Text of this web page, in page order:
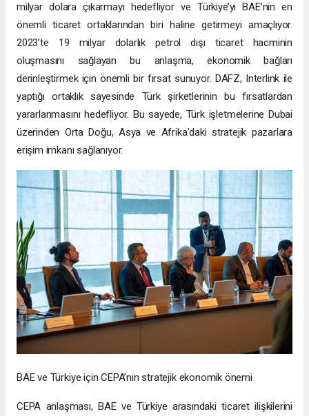
milyar dolara çıkarmayı hedefliyor ve Türkiye’yi BAE’nin en
önemli ticaret ortaklarından biri haline getirmeyi amaçlıyor.
2023’te 19 milyar dolarlık petrol dışı ticaret hacminin
oluşmasını sağlayan bu anlaşma, ekonomik bağları
derinleştirmek için önemli bir fırsat sunuyor. DAFZ, Interlink ile
yaptığı ortaklık sayesinde Türk şirketlerinin bu fırsatlardan
yararlanmasını hedefliyor. Bu sayede, Türk işletmelerine Dubai
üzerinden Orta Doğu, Asya ve Afrika’daki stratejik pazarlara
erişim imkanı sağlanıyor.
BAE ve Türkiye için CEPA’nın stratejik ekonomik önemi
CEPA anlaşması, BAE ve Türkiye arasındaki ticaret ilişkilerini